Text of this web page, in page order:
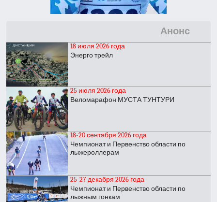
Анонс
18 июля 2026 года
Энерго трейл
25 июля 2026 года
Веломарафон МУСТА ТУНТУРИ
18-20 сентября 2026 года
Чемпионат и Первенство области по
лыжероллерам
25-27 декабря 2026 года
Чемпионат и Первенство области по
лыжным гонкам